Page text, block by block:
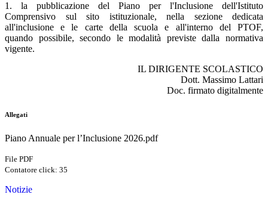
1. la pubblicazione del Piano per l'Inclusione dell'Istituto
Comprensivo sul sito istituzionale, nella sezione dedicata
all'inclusione e le carte della scuola e all'interno del PTOF,
quando possibile, secondo le modalità previste dalla normativa
vigente.
IL DIRIGENTE SCOLASTICO
Dott. Massimo Lattari
Doc. firmato digitalmente
Allegati
Piano Annuale per l’Inclusione 2026.pdf
File PDF
Contatore click: 35
Notizie